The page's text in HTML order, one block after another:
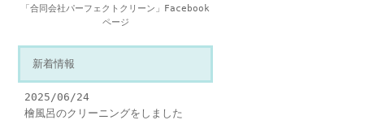
「合同会社パーフェクトクリーン」Facebook
ページ
新着情報
2025/06/24
檜風呂のクリーニングをしました